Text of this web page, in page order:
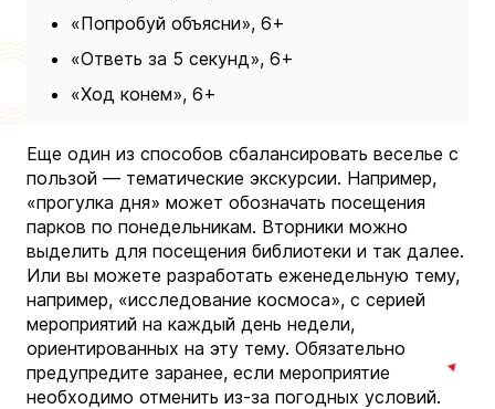
«Попробуй объясни», 6+
«Ответь за 5 секунд», 6+
«Ход конем», 6+
Еще один из способов сбалансировать веселье с
пользой — тематические экскурсии. Например,
«прогулка дня» может обозначать посещения
парков по понедельникам. Вторники можно
выделить для посещения библиотеки и так далее.
Или вы можете разработать еженедельную тему,
например, «исследование космоса», с серией
мероприятий на каждый день недели,
ориентированных на эту тему. Обязательно
предупредите заранее, если мероприятие
необходимо отменить из-за погодных условий.